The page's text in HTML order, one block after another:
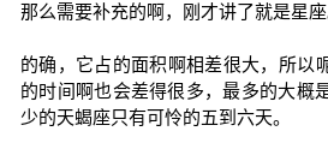
那么需要补充的啊，刚才讲了就是星座
的确，它占的面积啊相差很大，所以
的时间啊也会差得很多，最多的大概
少的天蝎座只有可怜的五到六天。